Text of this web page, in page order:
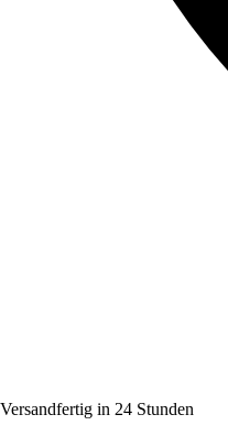
Versandfertig in 24 Stunden